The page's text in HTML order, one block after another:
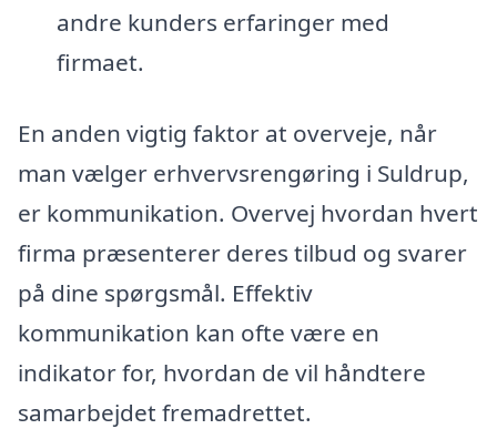
andre kunders erfaringer med
firmaet.
En anden vigtig faktor at overveje, når
man vælger erhvervsrengøring i Suldrup,
er kommunikation. Overvej hvordan hvert
firma præsenterer deres tilbud og svarer
på dine spørgsmål. Effektiv
kommunikation kan ofte være en
indikator for, hvordan de vil håndtere
samarbejdet fremadrettet.